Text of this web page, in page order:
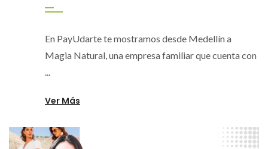
En PayUdarte te mostramos desde Medellín a
Magia Natural, una empresa familiar que cuenta con
Ver Más